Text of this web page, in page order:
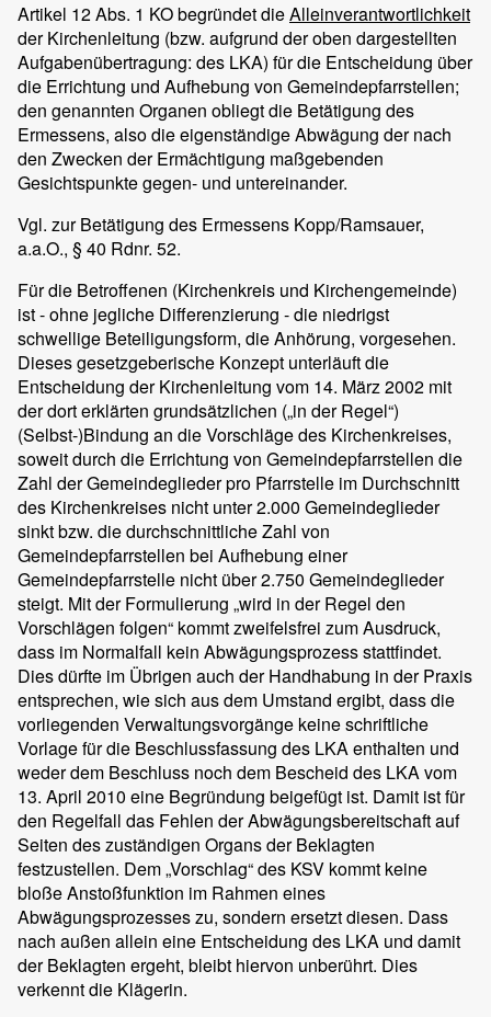
Artikel 12 Abs. 1 KO begründet dieAlleinverantwortlichkeit
der Kirchenleitung (bzw. aufgrund der oben dargestellten
Aufgabenübertragung: des LKA) für die Entscheidung über
die Errichtung und Aufhebung von Gemeindepfarrstellen;
den genannten Organen obliegt die Betätigung des
Ermessens, also die eigenständige Abwägung der nach
den Zwecken der Ermächtigung maßgebenden
Gesichtspunkte gegen- und untereinander.
Vgl. zur Betätigung des Ermessens Kopp/Ramsauer,
a.a.O., § 40 Rdnr. 52.
Für die Betroffenen (Kirchenkreis und Kirchengemeinde)
ist - ohne jegliche Differenzierung - die niedrigst
schwellige Beteiligungsform, die Anhörung, vorgesehen.
Dieses gesetzgeberische Konzept unterläuft die
Entscheidung der Kirchenleitung vom 14. März 2002 mit
der dort erklärten grundsätzlichen („in der Regel“)
(Selbst-)Bindung an die Vorschläge des Kirchenkreises,
soweit durch die Errichtung von Gemeindepfarrstellen die
Zahl der Gemeindeglieder pro Pfarrstelle im Durchschnitt
des Kirchenkreises nicht unter 2.000 Gemeindeglieder
sinkt bzw. die durchschnittliche Zahl von
Gemeindepfarrstellen bei Aufhebung einer
Gemeindepfarrstelle nicht über 2.750 Gemeindeglieder
steigt. Mit der Formulierung „wird in der Regel den
Vorschlägen folgen“ kommt zweifelsfrei zum Ausdruck,
dass im Normalfall kein Abwägungsprozess stattfindet.
Dies dürfte im Übrigen auch der Handhabung in der Praxis
entsprechen, wie sich aus dem Umstand ergibt, dass die
vorliegenden Verwaltungsvorgänge keine schriftliche
Vorlage für die Beschlussfassung des LKA enthalten und
weder dem Beschluss noch dem Bescheid des LKA vom
13. April 2010 eine Begründung beigefügt ist. Damit ist für
den Regelfall das Fehlen der Abwägungsbereitschaft auf
Seiten des zuständigen Organs der Beklagten
festzustellen. Dem „Vorschlag“ des KSV kommt keine
bloße Anstoßfunktion im Rahmen eines
Abwägungsprozesses zu, sondern ersetzt diesen. Dass
nach außen allein eine Entscheidung des LKA und damit
der Beklagten ergeht, bleibt hiervon unberührt. Dies
verkennt die Klägerin.